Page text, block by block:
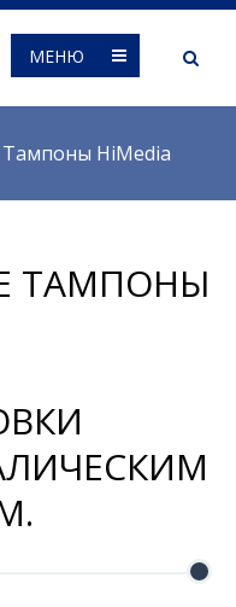
МЕНЮ
Тампоны HiMedia
ТАМПОНЫ